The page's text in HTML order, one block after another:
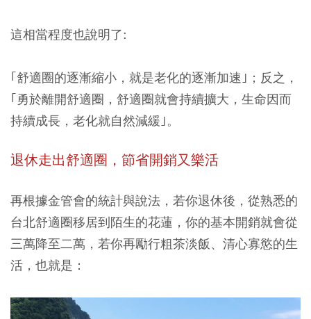
這相當程度也說明了:
｢舒適圈的逐漸縮小，就是老化的逐漸加速｣；反之，
｢勇於離開舒適圈，舒適圈就會持續擴大，生命因而
持續成長，老化就自然減緩｣。
退休走出舒適圈，節省開銷又樂活
再根據金管會的統計與說法，若你退休後，從熟悉的
台北舒適圈移居到陌生的花蓮，你的基本開銷就會從
三萬降至二萬，若你再勵行粗茶淡飯、清心寡慾的生
活，也就是：